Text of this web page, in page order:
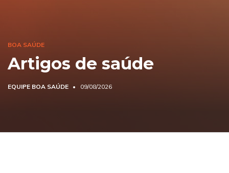
BOA SAÚDE
Artigos de saúde
EQUIPE BOA SAÚDE 09/08/2026